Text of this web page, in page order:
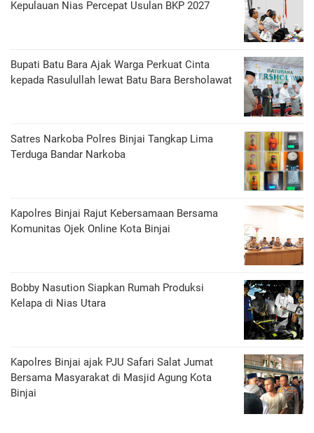
Kepulauan Nias Percepat Usulan BKP 2027
Bupati Batu Bara Ajak Warga Perkuat Cinta
kepada Rasulullah lewat Batu Bara Bersholawat
Satres Narkoba Polres Binjai Tangkap Lima
Terduga Bandar Narkoba
Kapolres Binjai Rajut Kebersamaan Bersama
Komunitas Ojek Online Kota Binjai
Bobby Nasution Siapkan Rumah Produksi
Kelapa di Nias Utara
Kapolres Binjai ajak PJU Safari Salat Jumat
Bersama Masyarakat di Masjid Agung Kota
Binjai